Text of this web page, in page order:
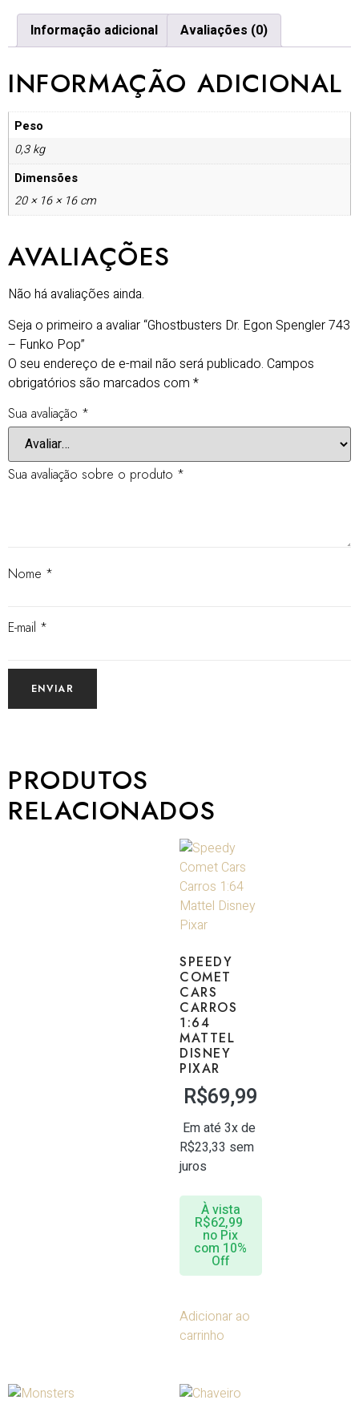
Informação adicional Avaliações (0)
INFORMAÇÃO ADICIONAL
Peso
0,3 kg
Dimensões
20 × 16 × 16 cm
AVALIAÇÕES
Não há avaliações ainda.
Seja o primeiro a avaliar “Ghostbusters Dr. Egon Spengler 743
– Funko Pop”
O seu endereço de e-mail não será publicado. Campos
obrigatórios são marcados com *
Sua avaliação *
Sua avaliação sobre o produto *
Nome *
E-mail *
PRODUTOS
RELACIONADOS
SPEEDY
COMET
CARS
CARROS
1:64
MATTEL
DISNEY
PIXAR
R$69,99
Em até 3x de
R$23,33 sem
juros
À vista
R$62,99
no Pix
com 10%
Off
Adicionar ao
carrinho